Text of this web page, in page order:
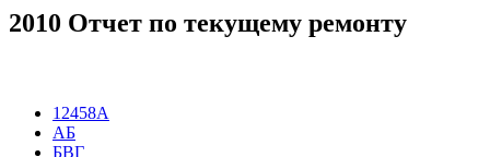
2010 Отчет по текущему ремонту
12458А
АБ
БВГ